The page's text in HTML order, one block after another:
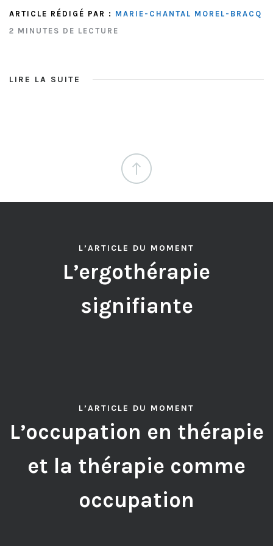
ARTICLE RÉDIGÉ PAR : MARIE-CHANTAL MOREL-BRACQ
2 MINUTES DE LECTURE
LIRE LA SUITE
L’ARTICLE DU MOMENT
L’ergothérapie
signifiante
L’ARTICLE DU MOMENT
L’occupation en thérapie
et la thérapie comme
occupation